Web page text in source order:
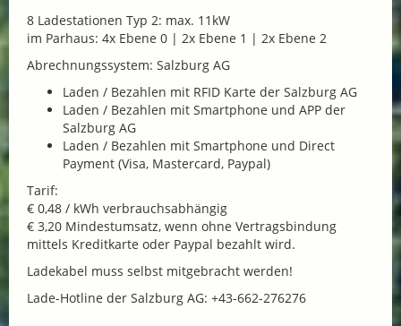
8 Ladestationen Typ 2: max. 11kW
im Parhaus: 4x Ebene 0 | 2x Ebene 1 | 2x Ebene 2
Abrechnungssystem: Salzburg AG
Laden / Bezahlen mit RFID Karte der Salzburg AG
Laden / Bezahlen mit Smartphone und APP der
Salzburg AG
Laden / Bezahlen mit Smartphone und Direct
Payment (Visa, Mastercard, Paypal)
Tarif:
€ 0,48 / kWh verbrauchsabhängig
€ 3,20 Mindestumsatz, wenn ohne Vertragsbindung
mittels Kreditkarte oder Paypal bezahlt wird.
Ladekabel muss selbst mitgebracht werden!
Lade-Hotline der Salzburg AG: +43-662-276276